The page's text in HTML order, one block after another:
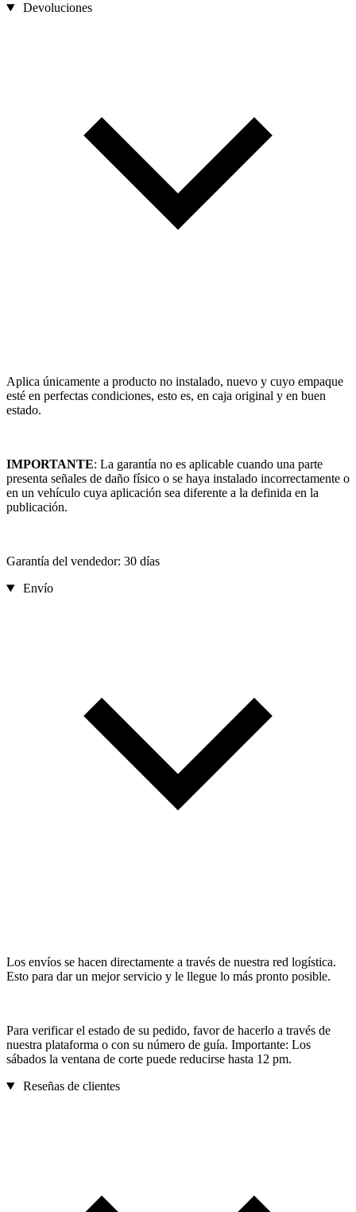
Devoluciones
Aplica únicamente a producto no instalado, nuevo y cuyo empaque
esté en perfectas condiciones, esto es, en caja original y en buen
estado.
IMPORTANTE: La garantía no es aplicable cuando una parte
presenta señales de daño físico o se haya instalado incorrectamente o
en un vehículo cuya aplicación sea diferente a la definida en la
publicación.
Garantía del vendedor: 30 días
Envío
Los envíos se hacen directamente a través de nuestra red logística.
Esto para dar un mejor servicio y le llegue lo más pronto posible.
Para verificar el estado de su pedido, favor de hacerlo a través de
nuestra plataforma o con su número de guía. Importante: Los
sábados la ventana de corte puede reducirse hasta 12 pm.
Reseñas de clientes